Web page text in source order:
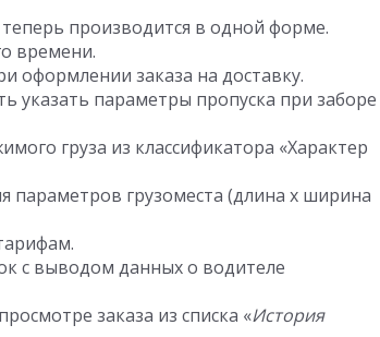
производится в одной форме.
времени.
оформлении заказа на доставку.
указать параметры пропуска при заборе
груза из классификатора «Характер
параметров грузоместа (длина x ширина
с выводом данных о водителе
заказа из списка «История